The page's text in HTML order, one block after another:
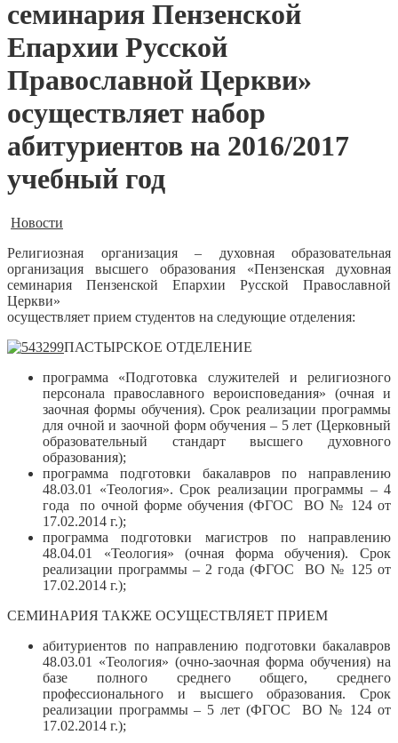
семинария Пензенской
Епархии Русской
Православной Церкви»
осуществляет набор
абитуриентов на 2016/2017
учебный год
Новости
Религиозная организация – духовная образовательная
организация высшего образования «Пензенская духовная
семинария Пензенской Епархии Русской Православной
Церкви»
осуществляет прием студентов на следующие отделения:
ПАСТЫРСКОЕ ОТДЕЛЕНИЕ
программа «Подготовка служителей и религиозного
персонала православного вероисповедания» (очная и
заочная формы обучения). Срок реализации программы
для очной и заочной форм обучения – 5 лет (Церковный
образовательный стандарт высшего духовного
образования);
программа подготовки бакалавров по направлению
48.03.01 «Теология». Срок реализации программы – 4
года по очной форме обучения (ФГОС ВО № 124 от
17.02.2014 г.);
программа подготовки магистров по направлению
48.04.01 «Теология» (очная форма обучения). Срок
реализации программы – 2 года (ФГОС ВО № 125 от
17.02.2014 г.);
СЕМИНАРИЯ ТАКЖЕ ОСУЩЕСТВЛЯЕТ ПРИЕМ
абитуриентов по направлению подготовки бакалавров
48.03.01 «Теология» (очно-заочная форма обучения) на
базе полного среднего общего, среднего
профессионального и высшего образования. Срок
реализации программы – 5 лет (ФГОС ВО № 124 от
17.02.2014 г.);